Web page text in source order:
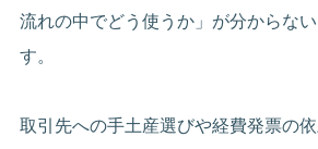
流れの中でどう使うか」が分からな
す。
取引先への手土産選びや経費発票の